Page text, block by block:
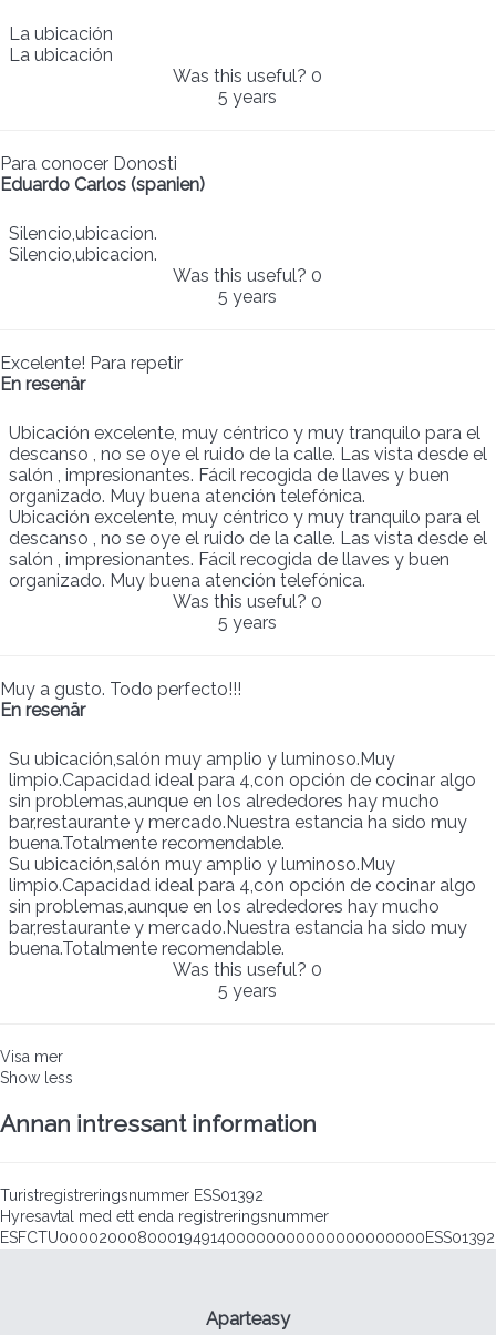
La ubicación
La ubicación
Was this useful? 0
5 years
Para conocer Donosti
Eduardo Carlos (spanien)
Silencio,ubicacion.
Silencio,ubicacion.
Was this useful? 0
5 years
Excelente! Para repetir
En resenär
Ubicación excelente, muy céntrico y muy tranquilo para el
descanso , no se oye el ruido de la calle. Las vista desde el
salón , impresionantes. Fácil recogida de llaves y buen
organizado. Muy buena atención telefónica.
Ubicación excelente, muy céntrico y muy tranquilo para el
descanso , no se oye el ruido de la calle. Las vista desde el
salón , impresionantes. Fácil recogida de llaves y buen
organizado. Muy buena atención telefónica.
Was this useful? 0
5 years
Muy a gusto. Todo perfecto!!!
En resenär
Su ubicación,salón muy amplio y luminoso.Muy
limpio.Capacidad ideal para 4,con opción de cocinar algo
sin problemas,aunque en los alrededores hay mucho
bar,restaurante y mercado.Nuestra estancia ha sido muy
buena.Totalmente recomendable.
Su ubicación,salón muy amplio y luminoso.Muy
limpio.Capacidad ideal para 4,con opción de cocinar algo
sin problemas,aunque en los alrededores hay mucho
bar,restaurante y mercado.Nuestra estancia ha sido muy
buena.Totalmente recomendable.
Was this useful? 0
5 years
Visa mer
Show less
Annan intressant information
Turistregistreringsnummer ESS01392
Hyresavtal med ett enda registreringsnummer
Aparteasy